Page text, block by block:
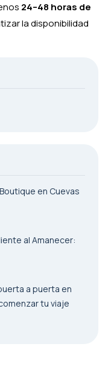
24–48 horas de
la disponibilidad
en Cuevas
al Amanecer:
a puerta en
tu viaje